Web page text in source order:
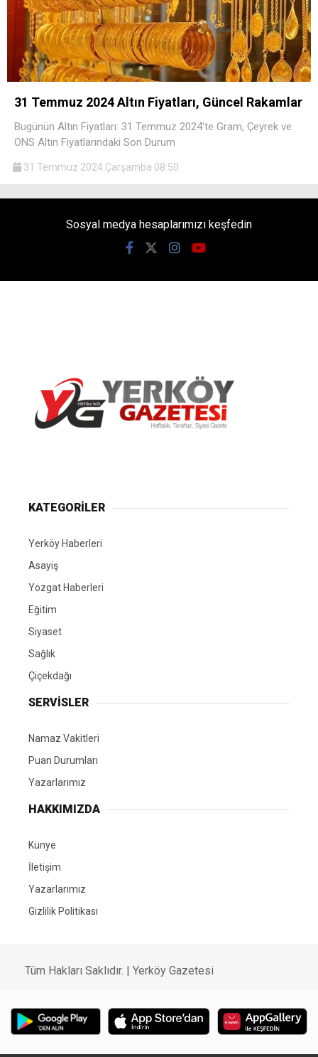
31 Temmuz 2024 Altın Fiyatları, Güncel Rakamlar
Bugünün Altın Fiyatları: 31 Temmuz 2024'te Gram, Çeyrek ve
ONS Altın Fiyatlarındaki Son Durum
31 Temmuz 2024 Çarşamba 08:50
Sosyal medya hesaplarımızı keşfedin
KATEGORİLER
Yerköy Haberleri
Asayiş
Yozgat Haberleri
Eğitim
Siyaset
Sağlık
Çiçekdağı
SERVİSLER
Namaz Vakitleri
Puan Durumları
Yazarlarımız
HAKKIMIZDA
Künye
İletişim
Yazarlarımız
Gizlilik Politikası
Tüm Hakları Saklıdır. | Yerköy Gazetesi